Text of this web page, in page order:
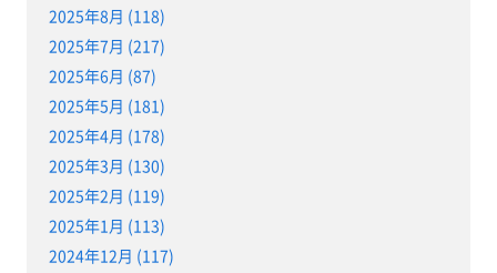
2025年8月 (118)
2025年7月 (217)
2025年6月 (87)
2025年5月 (181)
2025年4月 (178)
2025年3月 (130)
2025年2月 (119)
2025年1月 (113)
2024年12月 (117)